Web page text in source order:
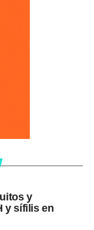
y
y sífilis en